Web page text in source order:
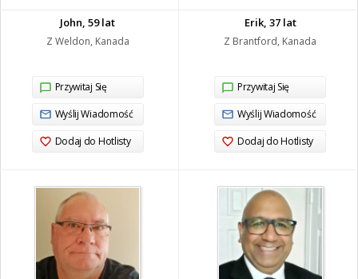
John, 59 lat
Z Weldon, Kanada
Przywitaj Się
Wyślij Wiadomość
Dodaj do Hotlisty
Erik, 37 lat
Z Brantford, Kanada
Przywitaj Się
Wyślij Wiadomość
Dodaj do Hotlisty